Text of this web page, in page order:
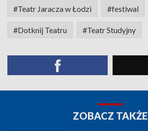
#Teatr Jaracza w Łodzi #festiwal
#Dotknij Teatru #Teatr Studyjny
ZOBACZ TAKŻE